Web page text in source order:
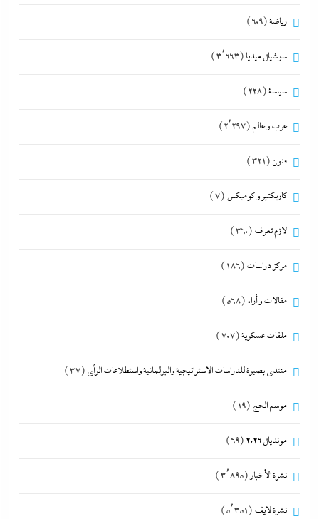
رياضة(609)
سوشيال ميديا (3٬663)
سياسة(228)
عرب و عالم (2٬297)
فنون (321)
كاريكتير و كوميكس (7)
لازم تعرف (360)
مركز دراسات (186)
مقالات و أراء (568)
ملفات عسكرية(707)
منتدى بصيرة للدراسات الاستراتيجية والبرلمانية واستطلاعات الرأى (37)
موسم الحج (19)
مونديال 2026 (69)
نشرة الأخبار (3٬895)
نشرة لايف (5٬351)